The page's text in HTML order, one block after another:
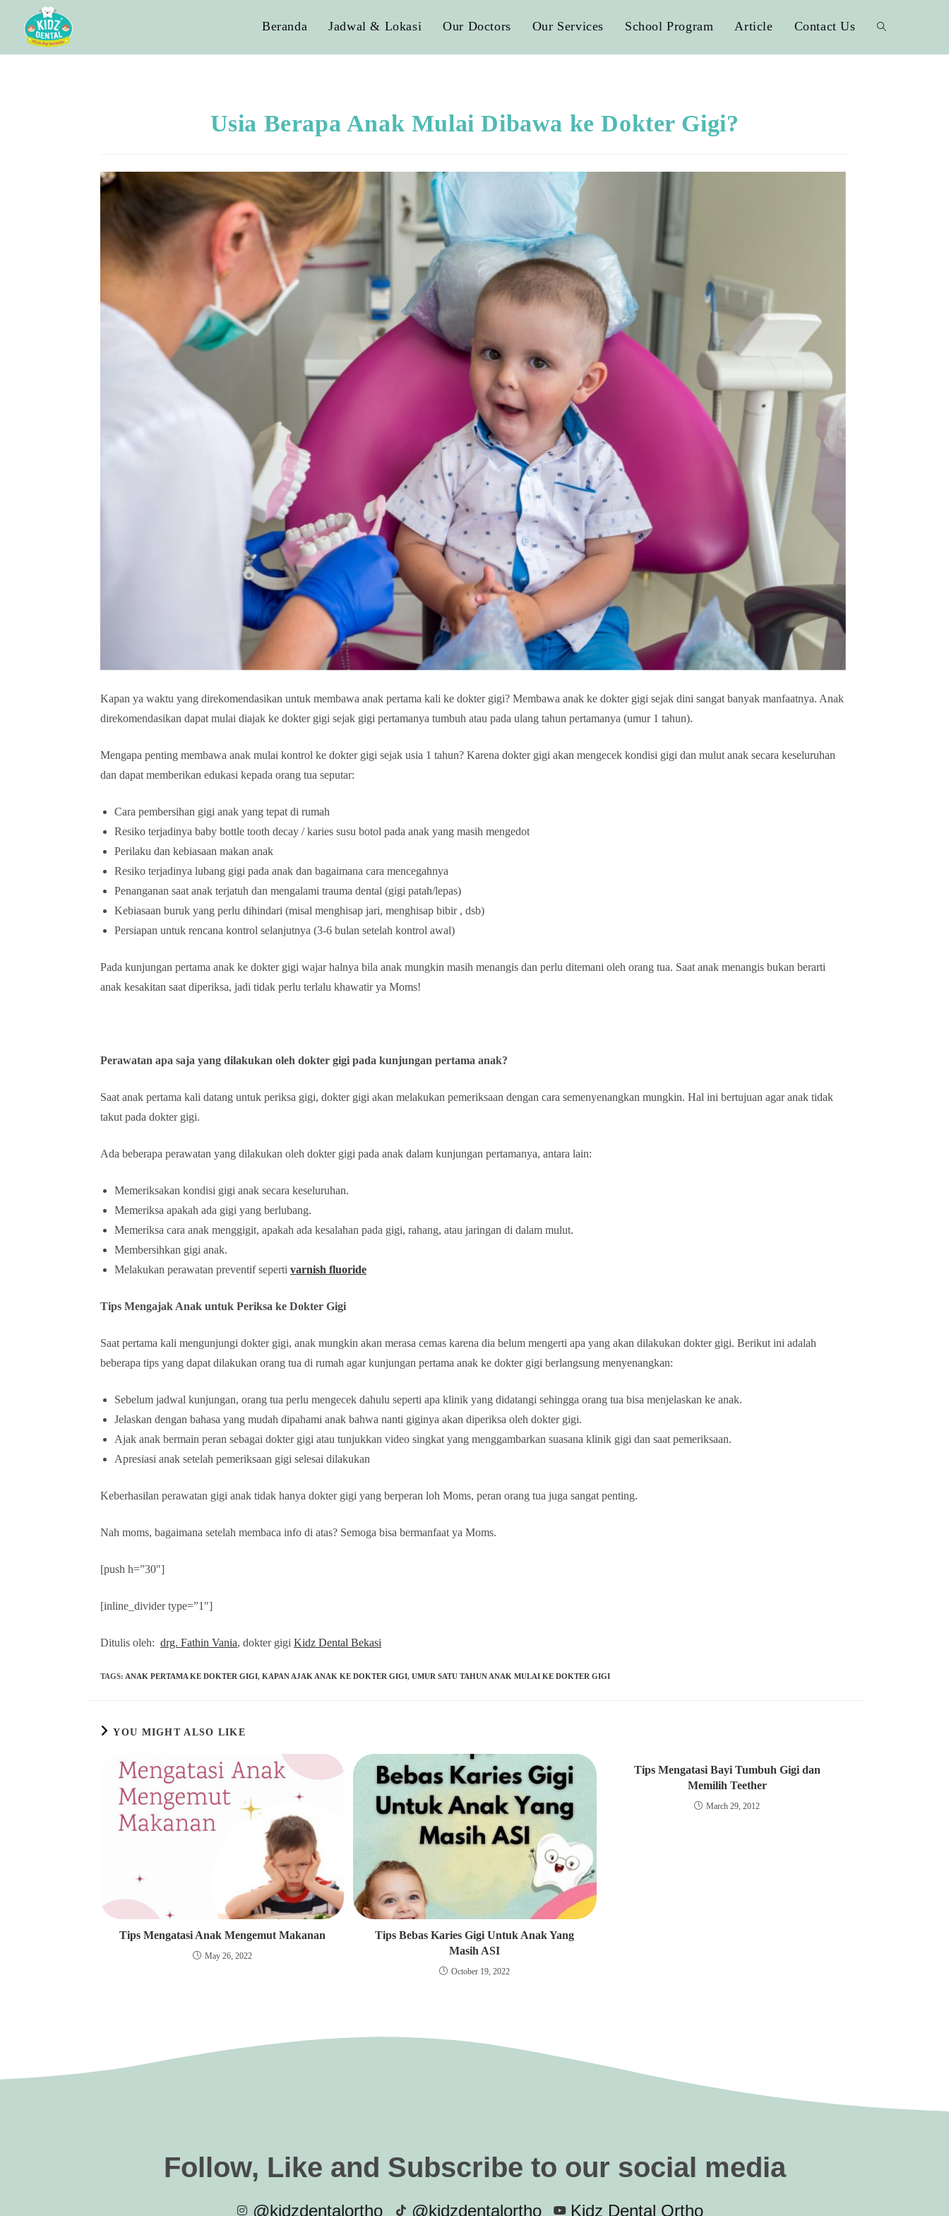
Beranda Jadwal & Lokasi Our Doctors Our Services School Program Article Contact Us
Usia Berapa Anak Mulai Dibawa ke Dokter Gigi?
Kapan ya waktu yang direkomendasikan untuk membawa anak pertama kali ke dokter gigi? Membawa anak ke dokter gigi sejak dini sangat banyak manfaatnya. Anak
direkomendasikan dapat mulai diajak ke dokter gigi sejak gigi pertamanya tumbuh atau pada ulang tahun pertamanya (umur 1 tahun).
Mengapa penting membawa anak mulai kontrol ke dokter gigi sejak usia 1 tahun? Karena dokter gigi akan mengecek kondisi gigi dan mulut anak secara keseluruhan
dan dapat memberikan edukasi kepada orang tua seputar:
Cara pembersihan gigi anak yang tepat di rumah
Resiko terjadinya baby bottle tooth decay / karies susu botol pada anak yang masih mengedot
Perilaku dan kebiasaan makan anak
Resiko terjadinya lubang gigi pada anak dan bagaimana cara mencegahnya
Penanganan saat anak terjatuh dan mengalami trauma dental (gigi patah/lepas)
Kebiasaan buruk yang perlu dihindari (misal menghisap jari, menghisap bibir , dsb)
Persiapan untuk rencana kontrol selanjutnya (3-6 bulan setelah kontrol awal)
Pada kunjungan pertama anak ke dokter gigi wajar halnya bila anak mungkin masih menangis dan perlu ditemani oleh orang tua. Saat anak menangis bukan berarti
anak kesakitan saat diperiksa, jadi tidak perlu terlalu khawatir ya Moms!
Perawatan apa saja yang dilakukan oleh dokter gigi pada kunjungan pertama anak?
Saat anak pertama kali datang untuk periksa gigi, dokter gigi akan melakukan pemeriksaan dengan cara semenyenangkan mungkin. Hal ini bertujuan agar anak tidak
takut pada dokter gigi.
Ada beberapa perawatan yang dilakukan oleh dokter gigi pada anak dalam kunjungan pertamanya, antara lain:
Memeriksakan kondisi gigi anak secara keseluruhan.
Memeriksa apakah ada gigi yang berlubang.
Memeriksa cara anak menggigit, apakah ada kesalahan pada gigi, rahang, atau jaringan di dalam mulut.
Membersihkan gigi anak.
Melakukan perawatan preventif seperti varnish fluoride
Tips Mengajak Anak untuk Periksa ke Dokter Gigi
Saat pertama kali mengunjungi dokter gigi, anak mungkin akan merasa cemas karena dia belum mengerti apa yang akan dilakukan dokter gigi. Berikut ini adalah
beberapa tips yang dapat dilakukan orang tua di rumah agar kunjungan pertama anak ke dokter gigi berlangsung menyenangkan:
Sebelum jadwal kunjungan, orang tua perlu mengecek dahulu seperti apa klinik yang didatangi sehingga orang tua bisa menjelaskan ke anak.
Jelaskan dengan bahasa yang mudah dipahami anak bahwa nanti giginya akan diperiksa oleh dokter gigi.
Ajak anak bermain peran sebagai dokter gigi atau tunjukkan video singkat yang menggambarkan suasana klinik gigi dan saat pemeriksaan.
Apresiasi anak setelah pemeriksaan gigi selesai dilakukan
Keberhasilan perawatan gigi anak tidak hanya dokter gigi yang berperan loh Moms, peran orang tua juga sangat penting.
Nah moms, bagaimana setelah membaca info di atas? Semoga bisa bermanfaat ya Moms.
[push h=”30″]
[inline_divider type=”1″]
Ditulis oleh: drg. Fathin Vania, dokter gigi Kidz Dental Bekasi
TAGS: ANAK PERTAMA KE DOKTER GIGI, KAPAN AJAK ANAK KE DOKTER GIGI, UMUR SATU TAHUN ANAK MULAI KE DOKTER GIGI
YOU MIGHT ALSO LIKE
Tips Mengatasi Anak Mengemut Makanan
May 26, 2022
Tips Bebas Karies Gigi Untuk Anak Yang
Masih ASI
October 19, 2022
Tips Mengatasi Bayi Tumbuh Gigi dan
Memilih Teether
March 29, 2012
Follow, Like and Subscribe to our social media
@kidzdentalortho @kidzdentalortho Kidz Dental Ortho